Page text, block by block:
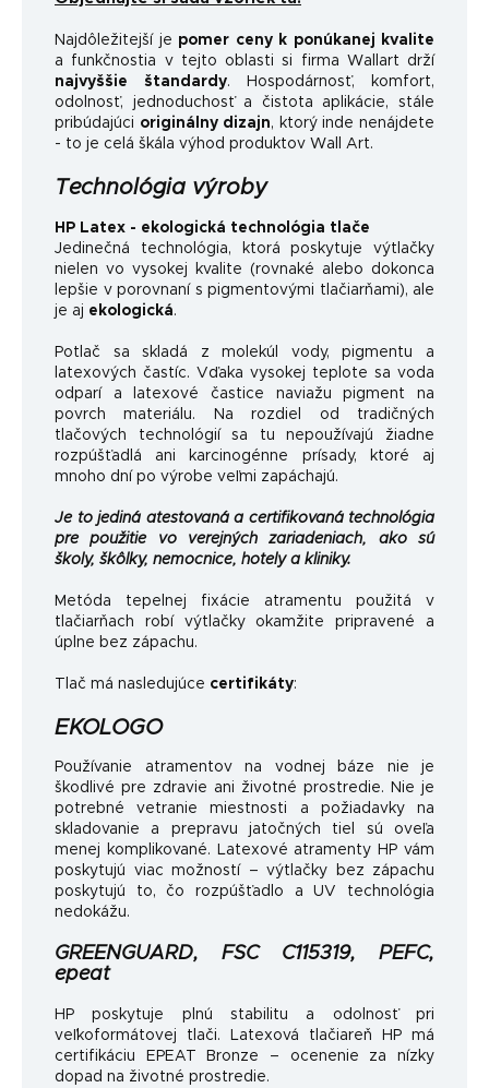
Najdôležitejší je pomer ceny k ponúkanej kvalite
a funkčnostia v tejto oblasti si firma Wallart drží
najvyššie štandardy. Hospodárnosť, komfort,
odolnosť, jednoduchosť a čistota aplikácie, stále
pribúdajúci originálny dizajn, ktorý inde nenájdete
- to je celá škála výhod produktov Wall Art.
Technológia výroby
HP Latex - ekologická technológia tlače
Jedinečná technológia, ktorá poskytuje výtlačky
nielen vo vysokej kvalite (rovnaké alebo dokonca
lepšie v porovnaní s pigmentovými tlačiarňami), ale
je aj ekologická.
Potlač sa skladá z molekúl vody, pigmentu a
latexových častíc. Vďaka vysokej teplote sa voda
odparí a latexové častice naviažu pigment na
povrch materiálu. Na rozdiel od tradičných
tlačových technológií sa tu nepoužívajú žiadne
rozpúšťadlá ani karcinogénne prísady, ktoré aj
mnoho dní po výrobe veľmi zapáchajú.
Je to jediná atestovaná a certifikovaná technológia
pre použitie vo verejných zariadeniach, ako sú
školy, škôlky, nemocnice, hotely a kliniky.
Metóda tepelnej fixácie atramentu použitá v
tlačiarňach robí výtlačky okamžite pripravené a
úplne bez zápachu.
Tlač má nasledujúce certifikáty:
EKOLOGO
Používanie atramentov na vodnej báze nie je
škodlivé pre zdravie ani životné prostredie. Nie je
potrebné vetranie miestnosti a požiadavky na
skladovanie a prepravu jatočných tiel sú oveľa
menej komplikované. Latexové atramenty HP vám
poskytujú viac možností – výtlačky bez zápachu
poskytujú to, čo rozpúšťadlo a UV technológia
nedokážu.
GREENGUARD, FSC C115319, PEFC,
epeat
HP poskytuje plnú stabilitu a odolnosť pri
veľkoformátovej tlači. Latexová tlačiareň HP má
certifikáciu EPEAT Bronze – ocenenie za nízky
dopad na životné prostredie.